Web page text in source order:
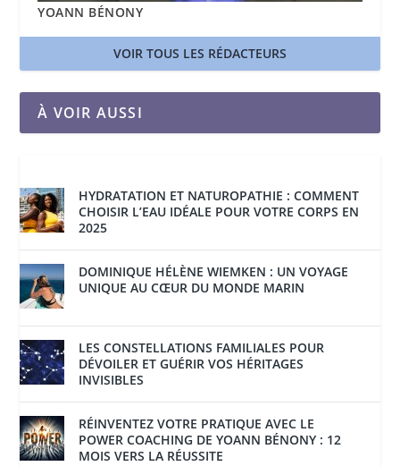
YOANN BÉNONY
VOIR TOUS LES RÉDACTEURS
À VOIR AUSSI
HYDRATATION ET NATUROPATHIE : COMMENT
CHOISIR L’EAU IDÉALE POUR VOTRE CORPS EN
2025
DOMINIQUE HÉLÈNE WIEMKEN : UN VOYAGE
UNIQUE AU CŒUR DU MONDE MARIN
LES CONSTELLATIONS FAMILIALES POUR
DÉVOILER ET GUÉRIR VOS HÉRITAGES
INVISIBLES
RÉINVENTEZ VOTRE PRATIQUE AVEC LE
POWER COACHING DE YOANN BÉNONY : 12
MOIS VERS LA RÉUSSITE